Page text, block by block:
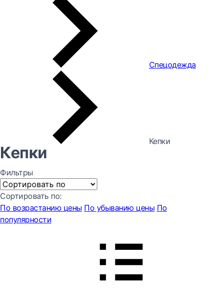
Спецодежда
Кепки
Кепки
Фильтры
Сортировать по:
По возрастанию цены По убыванию цены По
популярности